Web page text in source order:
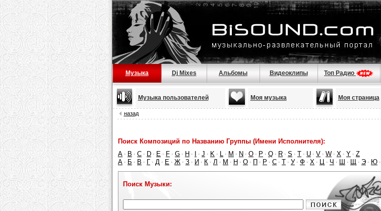
Музыка Dj Mixes Альбомы Видеоклипы Топ Радио
Музыка пользователей Моя музыка Моя страница
назад
Поиск Композиций по Названию Группы (Имени Исполнителя):
A · B · C · D · E · F · G · H · · J · K · L · M · N · O · P · Q · R · S · T · U · V · W · X · Y · Z
А · Б · В · Г · Д · Е · Ж · З · И · К · Л · М · Н · О · П · Р · С · Т · У · Ф · Х · Ц · Ч · Ш · Щ · Э · Ю ·
Поиск Музыки: